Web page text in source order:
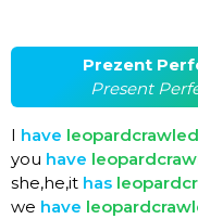
Prezent
Present
I have leopardcrawled
you have
she,he,it has
we have